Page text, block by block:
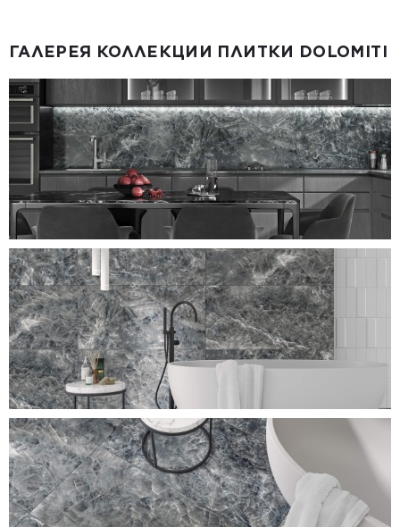
ГАЛЕРЕЯ КОЛЛЕКЦИИ ПЛИТКИ DOLOMITI